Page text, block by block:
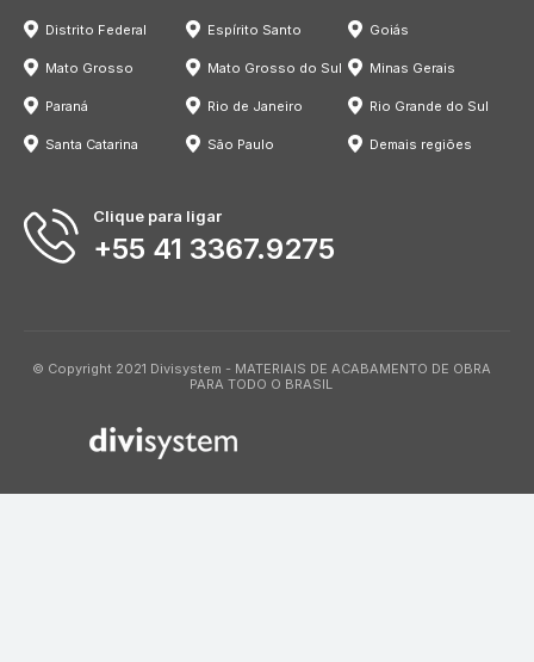
Distrito Federal Espírito Santo Goiás
Mato Grosso Mato Grosso do Sul Minas Gerais
Paraná Rio de Janeiro Rio Grande do Sul
Santa Catarina São Paulo Demais regiões
Clique para ligar
+55 41 3367.9275
© Copyright 2021 Divisystem - MATERIAIS DE ACABAMENTO DE OBRA
PARA TODO O BRASIL